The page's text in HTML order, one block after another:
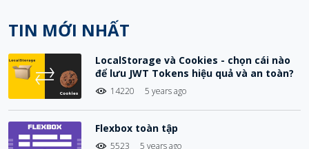
TIN MỚI NHẤT
LocalStorage và Cookies - chọn cái nào
để lưu JWT Tokens hiệu quả và an toàn?
14220 5 years ago
Flexbox toàn tập
5523 5 years ago